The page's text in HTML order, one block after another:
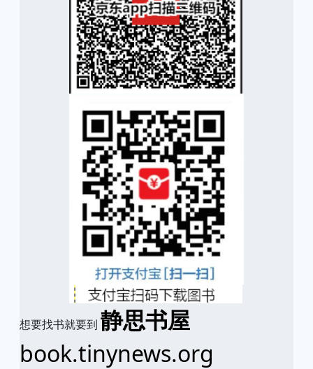
想要找书就要到 静思书屋
book.tinynews.org